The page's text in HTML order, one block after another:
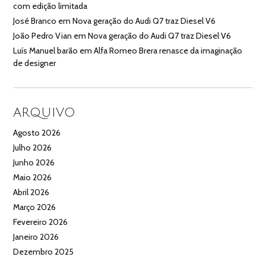
com edição limitada
José Branco emNova geração do Audi Q7 traz Diesel V6
João Pedro Vian emNova geração do Audi Q7 traz Diesel V6
Luís Manuel barão emAlfa Romeo Brera renasce da imaginação
de designer
ARQUIVO
Agosto 2026
Julho 2026
Junho 2026
Maio 2026
Abril 2026
Março 2026
Fevereiro 2026
Janeiro 2026
Dezembro 2025